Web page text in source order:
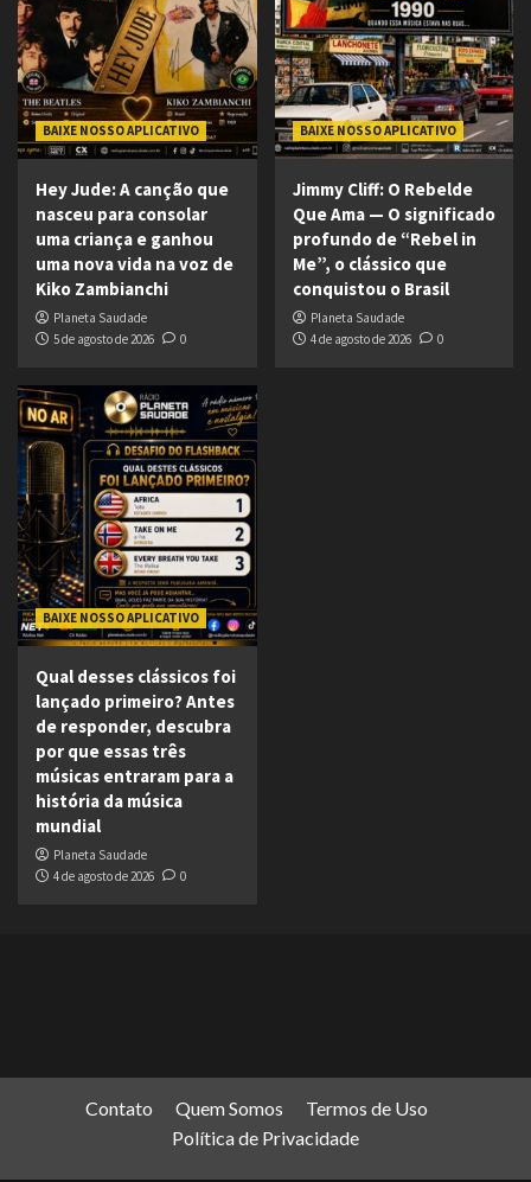
BAIXE NOSSO APLICATIVO
Hey Jude: A canção que
nasceu para consolar
uma criança e ganhou
uma nova vida na voz de
Kiko Zambianchi
Planeta Saudade
5 de agosto de 2026
0
BAIXE NOSSO APLICATIVO
Jimmy Cliff: O Rebelde
Que Ama — O significado
profundo de “Rebel in
Me”, o clássico que
conquistou o Brasil
Planeta Saudade
4 de agosto de 2026
0
BAIXE NOSSO APLICATIVO
Qual desses clássicos foi
lançado primeiro? Antes
de responder, descubra
por que essas três
músicas entraram para a
história da música
mundial
Planeta Saudade
4 de agosto de 2026
0
Contato Quem Somos
Termos de Uso
Política de Privacidade